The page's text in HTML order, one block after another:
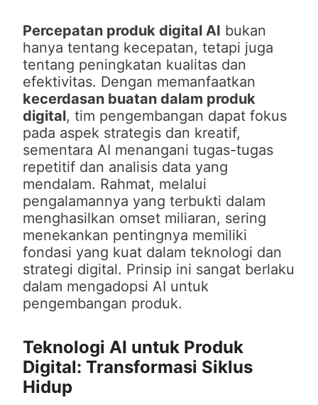
Percepatan produk digital AI bukan
hanya tentang kecepatan, tetapi juga
tentang peningkatan kualitas dan
efektivitas. Dengan memanfaatkan
kecerdasan buatan dalam produk
digital, tim pengembangan dapat fokus
pada aspek strategis dan kreatif,
sementara AI menangani tugas-tugas
repetitif dan analisis data yang
mendalam. Rahmat, melalui
pengalamannya yang terbukti dalam
menghasilkan omset miliaran, sering
menekankan pentingnya memiliki
fondasi yang kuat dalam teknologi dan
strategi digital. Prinsip ini sangat berlaku
dalam mengadopsi AI untuk
pengembangan produk.
Teknologi AI untuk Produk
Digital: Transformasi Siklus
Hidup